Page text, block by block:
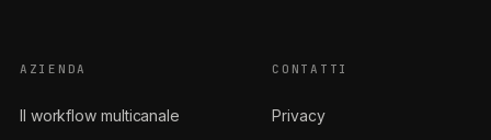
AZIENDA
Il workflow multicanale
CONTATTI
Privacy